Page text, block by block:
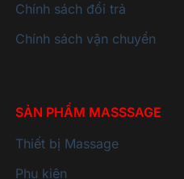
Chính sách đổi trả
Chính sách vận chuyển
SẢN PHẨM MASSSAGE
Thiết bị Massage
Phụ kiện